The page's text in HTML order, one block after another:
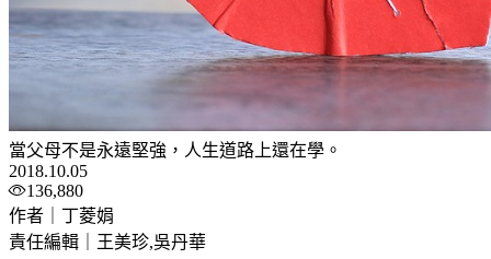
當父母不是永遠堅強，人生道路上還在學。
2018.10.05
136,880
作者｜丁菱娟
責任編輯｜王美珍,吳丹華